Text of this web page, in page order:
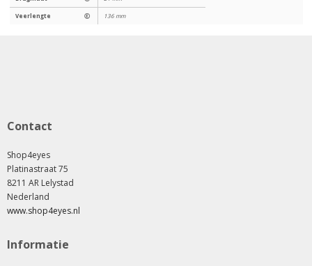
Veerlengte Ⓔ 136 mm
Contact
Shop4eyes
Platinastraat 75
8211 AR Lelystad
Nederland
www.shop4eyes.nl
Informatie